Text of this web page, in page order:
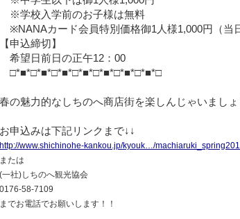
※学校入学前のお子様は無料
※NANAカード会員特別価格御1人様1,000円（当
【申込締切】
希望日前日の正午12：00
□*■*□*■*□*■*□*■*□*■*□*■*□*■*□
春の魅力的なしちのへ商店街を楽しんじゃいましょ
お申込みは下記リンクまで↓↓
http://www.shichinohe-kankou.jp/kyouk…/
または
(一社)しちのへ観光協会
0176-58-7109
までお電話でお願いします！！